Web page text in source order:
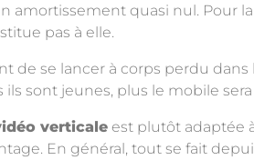
amortissement quasi nul. Pour
pas à elle.
de se lancer à corps perdu dans
ils sont jeunes, plus le mobile
verticale est plutôt adaptée
En général, tout se fait